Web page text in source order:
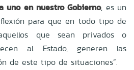
uno en nuestro Gobierno, es un
para que en todo tipo de
que sean privados o
al Estado, generen las
de este tipo de situaciones”.